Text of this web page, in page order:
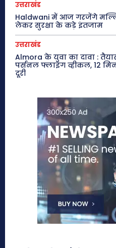
उत्तराखंड
Haldwani में आज गरजेंगे
लेकर सुरक्षा के कड़े इंतजाम
उत्तराखंड
Almora के युवा का दावा :
पर्सनल फ्लाइंग व्हीकल, 12
दूरी